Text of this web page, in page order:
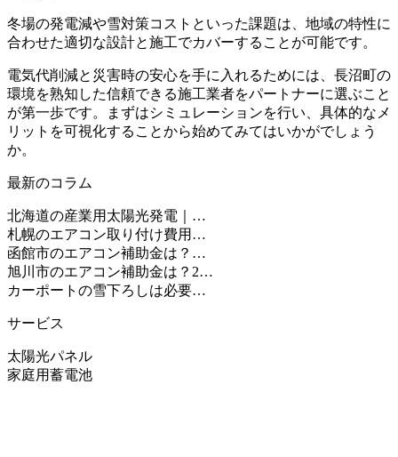
冬場の発電減や雪対策コストといった課題は、地域の特性に
合わせた適切な設計と施工でカバーすることが可能です。
電気代削減と災害時の安心を手に入れるためには、長沼町の
環境を熟知した信頼できる施工業者をパートナーに選ぶこと
が第一歩です。まずはシミュレーションを行い、具体的なメ
リットを可視化することから始めてみてはいかがでしょう
か。
最新のコラム
北海道の産業用太陽光発電｜…
札幌のエアコン取り付け費用…
函館市のエアコン補助金は？…
旭川市のエアコン補助金は？2…
カーポートの雪下ろしは必要…
サービス
太陽光パネル
家庭用蓄電池